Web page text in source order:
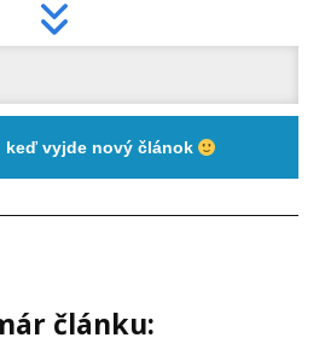
keď vyjde nový článok
článku: